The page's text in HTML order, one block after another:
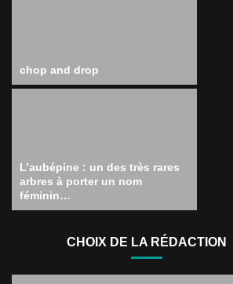
chop and drop
L’aubépine : un des très rares
arbres à porter un nom
féminin…
CHOIX DE LA RÉDACTION